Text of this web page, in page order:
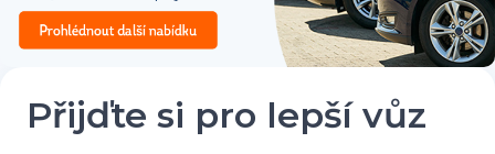
Přijďte si pro lepší vůz